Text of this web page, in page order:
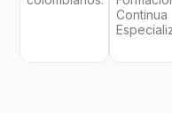
Continua